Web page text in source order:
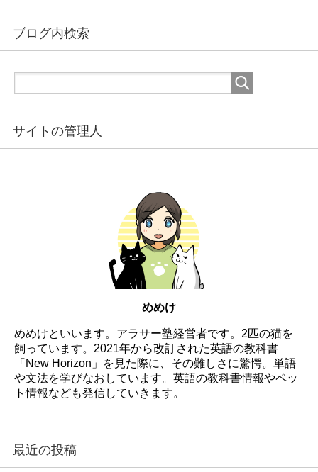
ブログ内検索
サイトの管理人
めめけ
めめけといいます。アラサー塾経営者です。2匹の猫を
飼っています。2021年から改訂された英語の教科書
「New Horizon」を見た際に、その難しさに驚愕。単語
や文法を学びなおしています。英語の教科書情報やペッ
ト情報なども発信していきます。
最近の投稿